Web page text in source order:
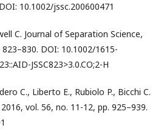
10.1002/jssc.200600471
C. Journal of Separation Science,
DOI: 10.1002/1615-
JSSC823>3.0.CO;2-H
C., Liberto E., Rubiolo P., Bicchi C.
vol. 56, no. 11-12, pp. 925–939.